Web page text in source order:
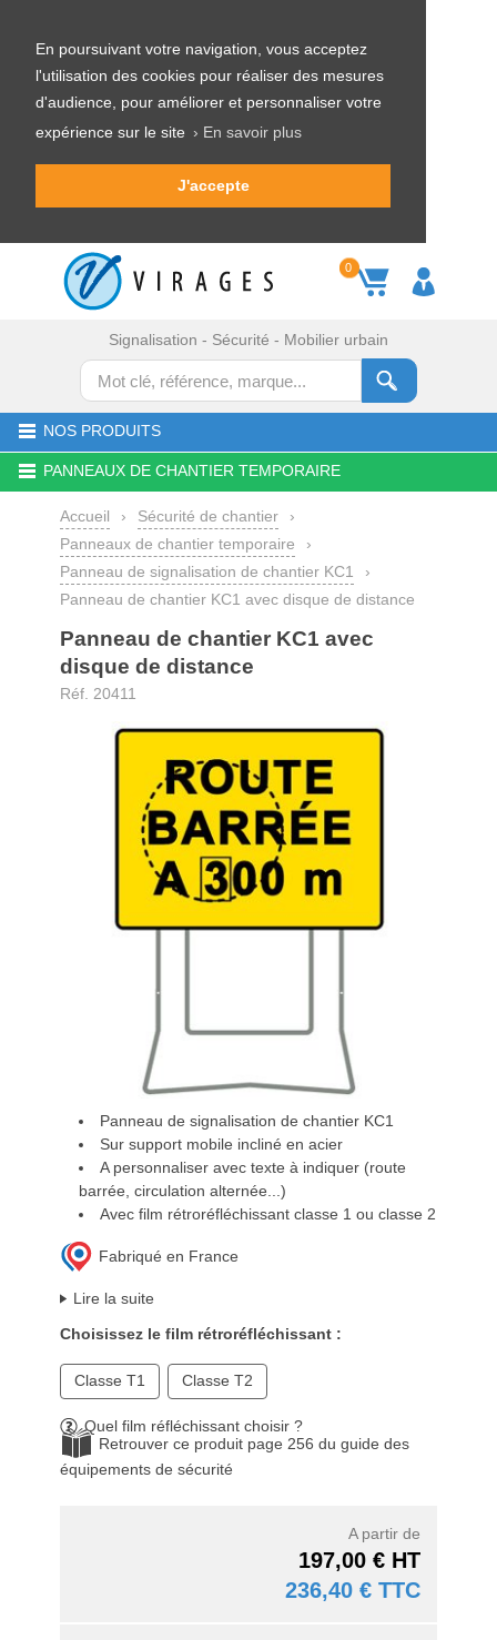
En poursuivant votre navigation, vous acceptez
l'utilisation des cookies pour réaliser des mesures
d'audience, pour améliorer et personnaliser votre
expérience sur le site › En savoir plus
J'accepte
0
Signalisation - Sécurité - Mobilier urbain
NOS PRODUITS
PANNEAUX DE CHANTIER TEMPORAIRE
Accueil › Sécurité de chantier
›
Panneaux de chantier temporaire
›
Panneau de signalisation de chantier KC1
›
Panneau de chantier KC1 avec disque de distance
Panneau de chantier KC1 avec
disque de distance
Réf. 20411
Panneau de signalisation de chantier KC1
Sur support mobile incliné en acier
A personnaliser avec texte à indiquer (route
barrée, circulation alternée...)
Avec film rétroréfléchissant classe 1 ou classe 2
Fabriqué en France
Lire la suite
Choisissez le film rétroréfléchissant :
Classe T1 Classe T2
Quel film réfléchissant choisir ?
Retrouver ce produit page 256 du guide des
équipements de sécurité
A partir de
197,00 € HT
236,40 € TTC